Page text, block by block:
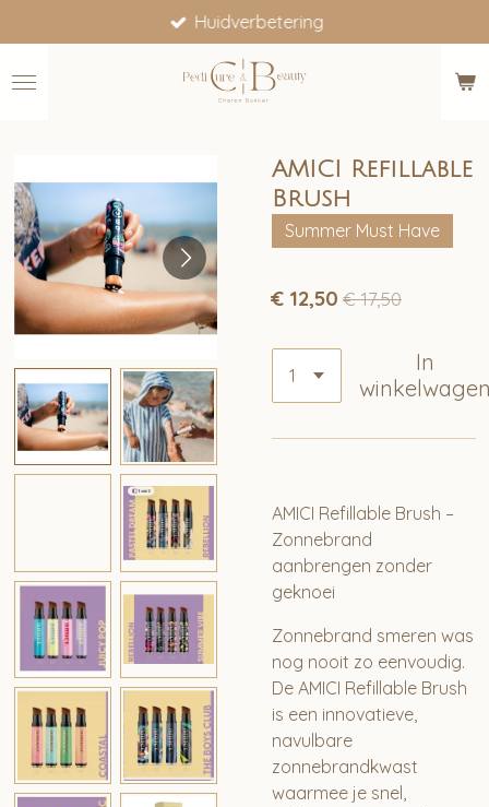
direct
naar
Huidverbetering
AMICI Refillable
Brush
Summer Must Have
€ 12,50 € 17,50
In
AMICI Refillable Brush –
Zonnebrand
aanbrengen zonder
geknoei
Zonnebrand smeren was
nog nooit zo eenvoudig.
De AMICI Refillable Brush
is een innovatieve,
navulbare
zonnebrandkwast
waarmee je snel,